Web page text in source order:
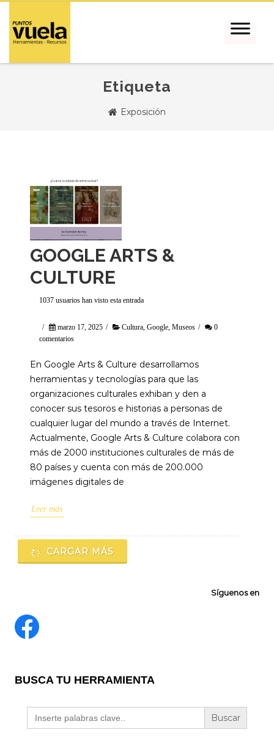
Etiqueta
Exposición
GOOGLE ARTS &
CULTURE
1037 usuarios han visto esta entrada
/ marzo 17, 2025 / Cultura Google Museos /
0
comentarios
En Google Arts & Culture desarrollamos
herramientas y tecnologías para que las
organizaciones culturales exhiban y den a
conocer sus tesoros e historias a personas de
cualquier lugar del mundo a través de Internet.
Actualmente, Google Arts & Culture colabora con
más de 2000 instituciones culturales de más de
80 países y cuenta con más de 200.000
imágenes digitales de
Leer más
CARGAR MÁS
Síguenos en
BUSCA TU HERRAMIENTA
Buscar: